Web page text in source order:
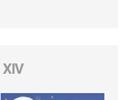
XIV